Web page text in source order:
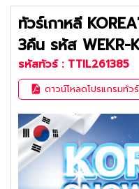
ทัวร์เกาหลี
3คืน รหัส WEKR-
รหัสทัวร์ : TTIL261385
ดาวน์โหลดโปรแกรมทัวร์